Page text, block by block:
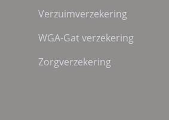
Verzuimverzekering
WGA-Gat verzekering
Zorgverzekering